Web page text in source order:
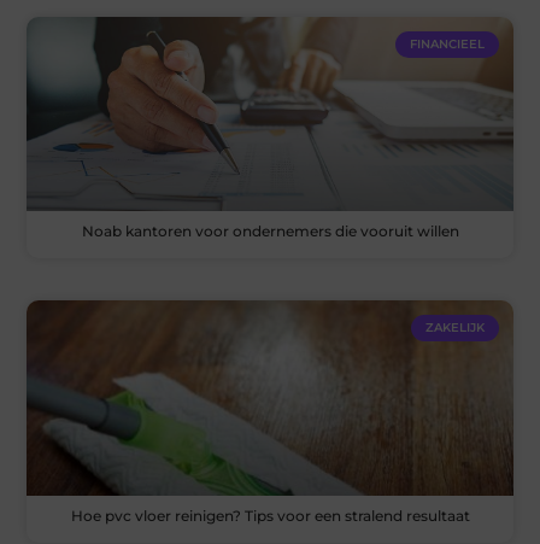
FINANCIEEL
Noab kantoren voor ondernemers die vooruit willen
ZAKELIJK
Hoe pvc vloer reinigen? Tips voor een stralend resultaat